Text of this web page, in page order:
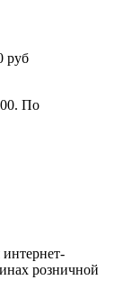
руб
По
интернет-
розничной